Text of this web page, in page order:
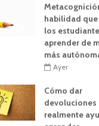
habilidad
los
aprender de
más
Ayer
Cómo dar
devoluciones
realmente